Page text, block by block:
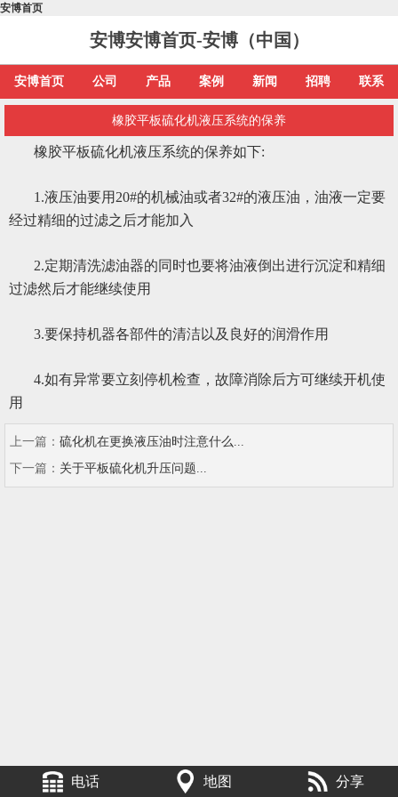
安博首页
安博安博首页-安博（中国）
安博首页 公司 产品 案例 新闻 招聘 联系
橡胶平板硫化机液压系统的保养
橡胶平板硫化机液压系统的保养如下:
1.液压油要用20#的机械油或者32#的液压油，油液一定要
经过精细的过滤之后才能加入
2.定期清洗滤油器的同时也要将油液倒出进行沉淀和精细
过滤然后才能继续使用
3.要保持机器各部件的清洁以及良好的润滑作用
4.如有异常要立刻停机检查，故障消除后方可继续开机使
用
上一篇： 硫化机在更换液压油时注意什么...
下一篇： 关于平板硫化机升压问题...
电话 地图 分享